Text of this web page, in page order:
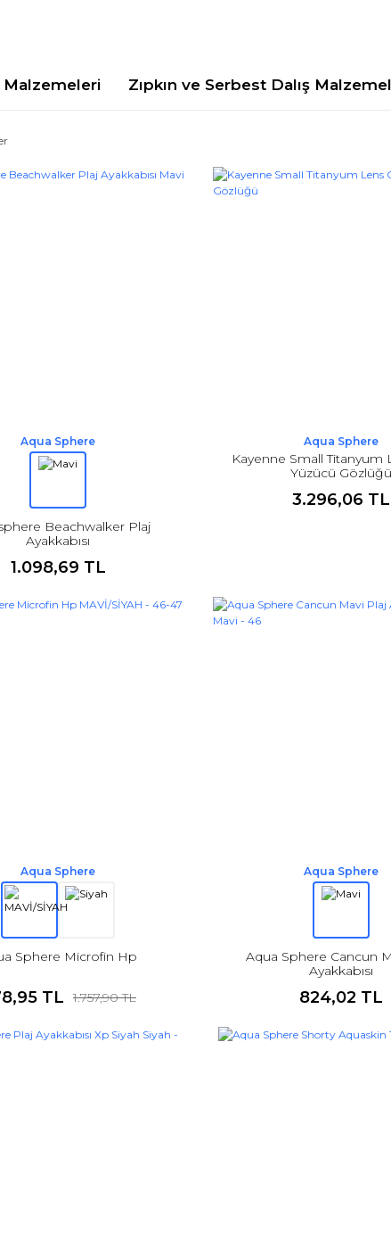
Malzemeleri Zıpkın ve Serbest Dalış
Aqua Sphere
Beachwalker Plaj
Ayakkabısı
1.098,69 TL
Aqua Sphere
Kayenne Small Titanyum
Yüzücü Gözlüğü
3.296,06 TL
Aqua Sphere
Sphere Microfin Hp
TL 1.757,90 TL
Aqua Sphere
Aqua Sphere Cancun
Ayakkabısı
824,02 TL